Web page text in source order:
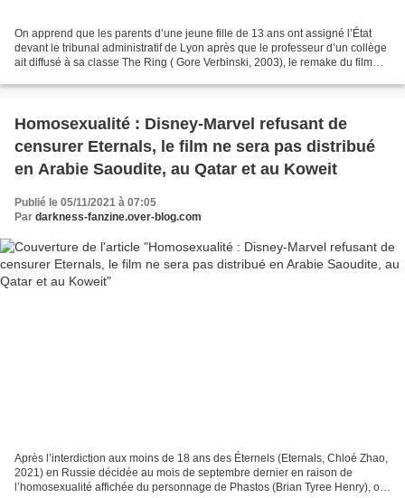
On apprend que les parents d’une jeune fille de 13 ans ont assigné l’État
devant le tribunal administratif de Lyon après que le professeur d’un collège
ait diffusé à sa classe The Ring ( Gore Verbinski, 2003), le remake du film
Homosexualité : Disney-Marvel refusant de
censurer Eternals, le film ne sera pas distribué
en Arabie Saoudite, au Qatar et au Koweit
Publié le 05/11/2021 à 07:05
Par darkness-fanzine.over-blog.com
Après l’interdiction aux moins de 18 ans des Éternels (Eternals, Chloé Zhao,
2021) en Russie décidée au mois de septembre dernier en raison de
l’homosexualité affichée du personnage de Phastos (Brian Tyree Henry), on